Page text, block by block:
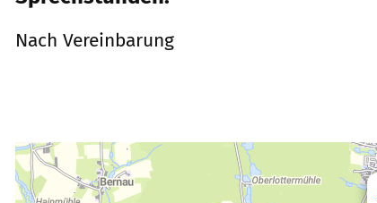
Nach Vereinbarung